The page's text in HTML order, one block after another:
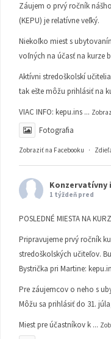
Záujem o prvý ročník
(KEPU) je relatívne veľký.
Niekoľko miest s
voľných na účasť na kurze
Aktívni stredoškolskí
tak ešte môžu prihlásiť na
VIAC INFO: kepu.ins ...
Fotografia
Zobraziť na Facebooku ·
Konzervatívny
1 týždeň pred
POSLEDNÉ MIESTA NA
Pripravujeme prvý ročník
stredoškolských učiteľov.
Bystrička pri Martine:
Pre záujemcov o neho s
Môžu sa prihlásiť do 31.
Miest pre účastníkov k ...